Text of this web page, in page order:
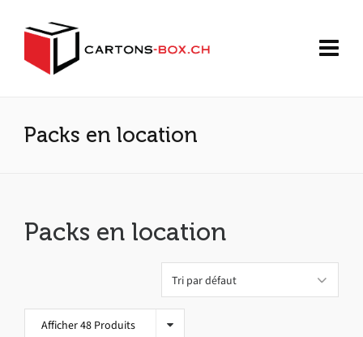
Packs en location
Packs en location
Afficher 48 Produits